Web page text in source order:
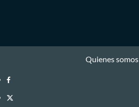
Quienes somos
Facebook
Twitter